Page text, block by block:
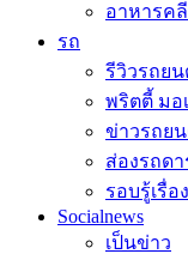
อาหารค
รถ
รีวิวรถย
พริตตี้ มอ
ข่าวรถย
ส่องรถดา
รอบรู้เรื่อ
Socialnews
เป็นข่าว